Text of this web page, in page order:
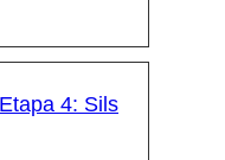
4: Sils